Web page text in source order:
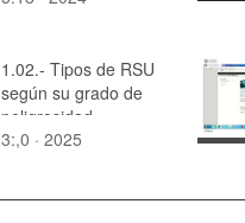
1.02.- Tipos de RSU
según su grado de
peligrosidad
3:,0 · 2025